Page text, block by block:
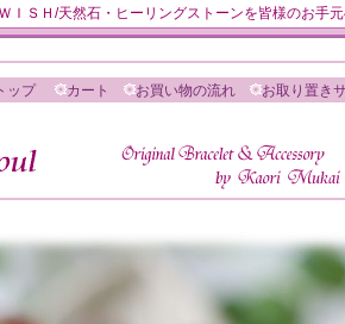
ＳＨ/天然石・ヒーリングストーンを皆様のお手元
ップ カート お買い物の流れ お取り置き